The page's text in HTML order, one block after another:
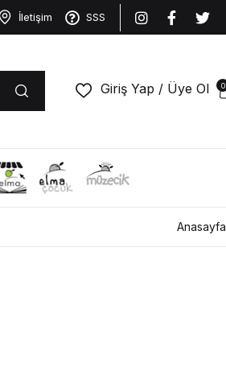
İletişim SSS
Giriş Yap / Üye Ol 0
Anasayfa